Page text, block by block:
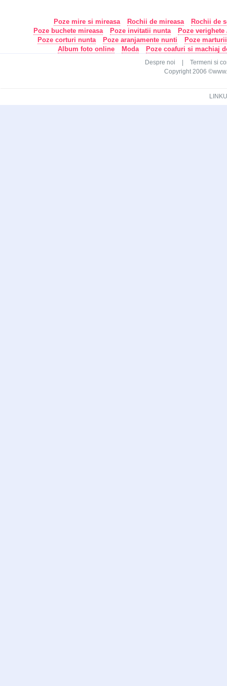
Poze mire si mireasa Rochii de mireasa
Rochii de
Poze buchete mireasa
Poze invitatii nunta
Poze
Poze corturi nunta
Poze aranjamente nunti
Poze
Album foto online
Moda Poze coafuri si machiaj
Despre noi
Termeni si
Copyright 2006